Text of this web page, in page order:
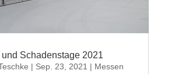
Schadenstage 2021
| Sep. 23, 2021 | Messen